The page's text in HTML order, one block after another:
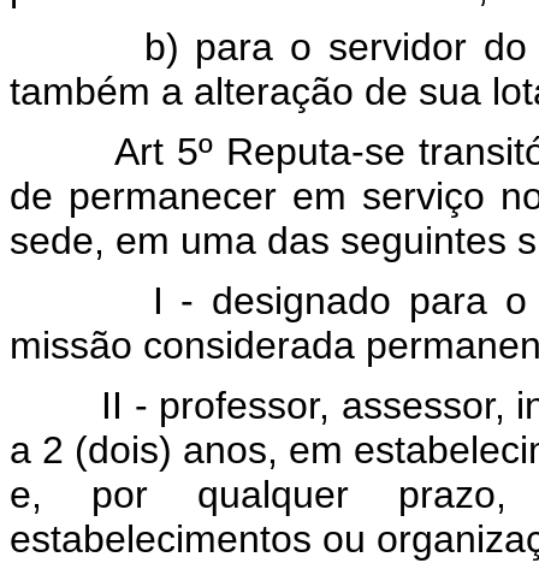
b) para o servidor do
também a alteração de sua
Art 5º Reputa-se
de permanecer em serviço
sede, em uma das seguintes
I - designado para
missão considerada
II - professor, assessor,
a 2 (dois) anos, em
e, por qualquer prazo,
estabelecimentos ou